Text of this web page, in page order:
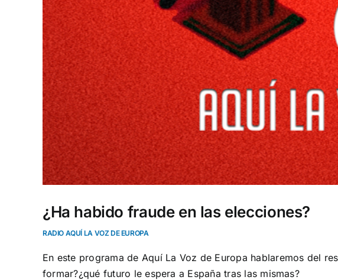
¿Ha habido fraude en las elecciones?
RADIO AQUÍ LA VOZ DE EUROPA
En este programa de Aquí La Voz de Europa hablaremos del
formar?¿qué futuro le espera a España tras las mismas?